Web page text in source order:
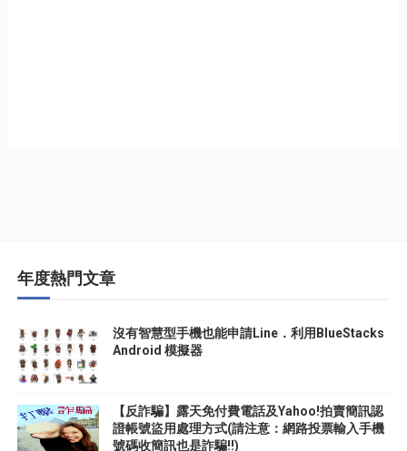
年度熱門文章
沒有智慧型手機也能申請Line．利用BlueStacks
Android 模擬器
【反詐騙】露天免付費電話及Yahoo!拍賣簡訊認
證帳號盜用處理方式(請注意：網路投票輸入手機
號碼收簡訊也是詐騙!!)